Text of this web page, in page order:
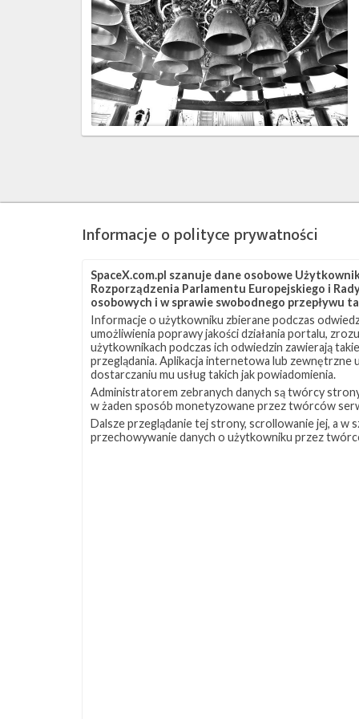
grudzień
2021
Informacje o polityce prywatności
SpaceX.com.pl szanuje dane osobowe
Rozporządzenia Parlamentu Europejskiego i
osobowych i w sprawie swobodnego przepływu
Informacje o użytkowniku zbierane podczas
umożliwienia poprawy jakości działania portalu,
użytkownikach podczas ich odwiedzin zawierają
przeglądania. Aplikacja internetowa lub
dostarczaniu mu usług takich jak powiadomienia.
Administratorem zebranych danych są twórcy
w żaden sposób monetyzowane przez twórców
Dalsze przeglądanie tej strony, scrollowanie jej, a w
przechowywanie danych o użytkowniku przez